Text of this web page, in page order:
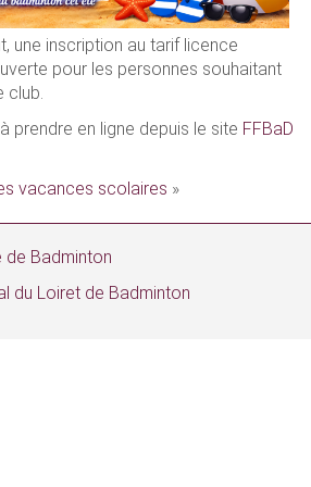
une inscription au tarif licence
pour les personnes souhaitant
club.
prendre en ligne depuis le site FFBaD
vacances scolaires »
de Badminton
du Loiret de Badminton